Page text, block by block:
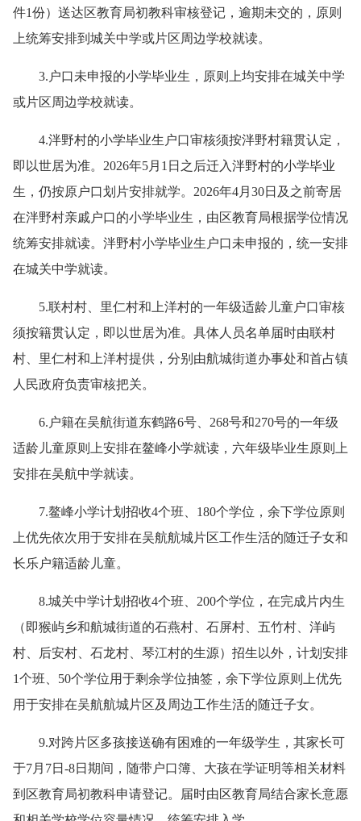
件1份）送达区教育局初教科审核登记，逾期未交的，原则
上统筹安排到城关中学或片区周边学校就读。
3.户口未申报的小学毕业生，原则上均安排在城关中学
或片区周边学校就读。
4.泮野村的小学毕业生户口审核须按泮野村籍贯认定，
即以世居为准。2026年5月1日之后迁入泮野村的小学毕业
生，仍按原户口划片安排就学。2026年4月30日及之前寄居
在泮野村亲戚户口的小学毕业生，由区教育局根据学位情况
统筹安排就读。泮野村小学毕业生户口未申报的，统一安排
在城关中学就读。
5.联村村、里仁村和上洋村的一年级适龄儿童户口审核
须按籍贯认定，即以世居为准。具体人员名单届时由联村
村、里仁村和上洋村提供，分别由航城街道办事处和首占镇
人民政府负责审核把关。
6.户籍在吴航街道东鹤路6号、268号和270号的一年级
适龄儿童原则上安排在鳌峰小学就读，六年级毕业生原则上
安排在吴航中学就读。
7.鳌峰小学计划招收4个班、180个学位，余下学位原则
上优先依次用于安排在吴航航城片区工作生活的随迁子女和
长乐户籍适龄儿童。
8.城关中学计划招收4个班、200个学位，在完成片内生
（即猴屿乡和航城街道的石燕村、石屏村、五竹村、洋屿
村、后安村、石龙村、琴江村的生源）招生以外，计划安排
1个班、50个学位用于剩余学位抽签，余下学位原则上优先
用于安排在吴航航城片区及周边工作生活的随迁子女。
9.对跨片区多孩接送确有困难的一年级学生，其家长可
于7月7日-8日期间，随带户口簿、大孩在学证明等相关材料
到区教育局初教科申请登记。届时由区教育局结合家长意愿